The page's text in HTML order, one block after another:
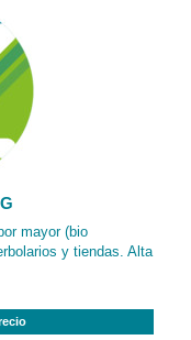
mayor (bio
y tiendas. Alta